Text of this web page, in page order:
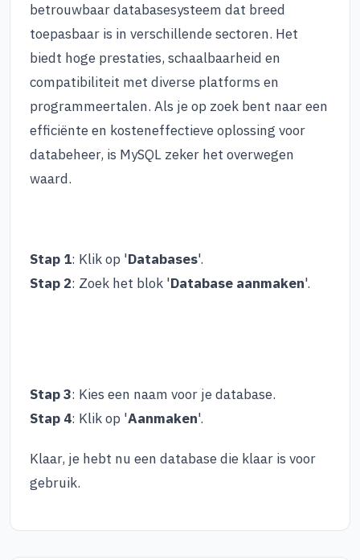
betrouwbaar databasesysteem dat breed
toepasbaar is in verschillende sectoren. Het
biedt hoge prestaties, schaalbaarheid en
compatibiliteit met diverse platforms en
programmeertalen. Als je op zoek bent naar een
efficiënte en kosteneffectieve oplossing voor
databeheer, is MySQL zeker het overwegen
waard.
Stap 1: Klik op 'Databases'.
Stap 2: Zoek het blok 'Database aanmaken'.
Stap 3: Kies een naam voor je database.
Stap 4: Klik op 'Aanmaken'.
Klaar, je hebt nu een database die klaar is voor
gebruik.